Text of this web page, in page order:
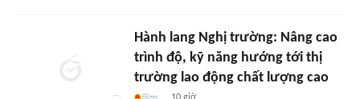
Hành lang Nghị trường: Nâng cao
trình độ, kỹ năng hướng tới thị
trường lao động chất lượng cao
10 giờ